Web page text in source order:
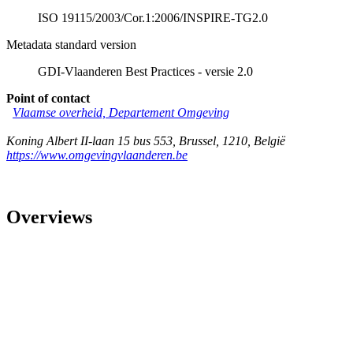
ISO 19115/2003/Cor.1:2006/INSPIRE-TG2.0
Metadata standard version
GDI-Vlaanderen Best Practices - versie 2.0
Point of contact
Vlaamse overheid, Departement Omgeving
Koning Albert II-laan 15 bus 553 Brussel 1210 België
https://www.omgevingvlaanderen.be
Overviews